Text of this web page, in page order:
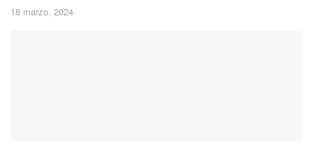
18 marzo, 2024